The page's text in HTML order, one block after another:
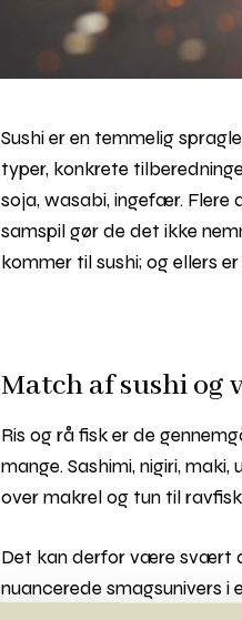
Sushi er en temmelig
typer, konkrete
soja, wasabi, ingefær. Flere
samspil gør de det ikke
kommer til sushi; og ellers
Match af sushi og
Ris og rå fisk er de
mange. Sashimi, nigiri,
over makrel og tun til
Det kan derfor være svært
nuancerede smagsunivers